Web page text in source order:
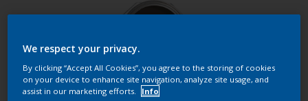
Trouver des produits dans cette couleur
We respect your privacy.
By clicking “Accept All Cookies”, you agree to the storing of cookies
on your device to enhance site navigation, analyze site usage, and
assist in our marketing efforts.
Info